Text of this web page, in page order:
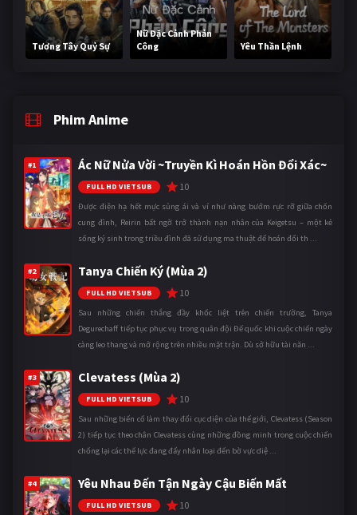
Tương Tây Quỷ Sự
Nữ Đặc Cảnh Phản
Công
Yêu Thần Lệnh
Phim Anime
#1 Ác Nữ Nửa Vời ~Truyền Kì Hoán Hồn Đổi Xác~
FULL HD VIETSUB 10
Được điện hạ hết mực sủng ái và ví như nàng bướm rực rỡ giữa chốn
cung đình, Reirin bất ngờ trở thành nạn nhân của Keigetsu – một kẻ
sống ký sinh trong triều đình đã sử dụng ma thuật để hoán đổi th ...
#2 Tanya Chiến Ký (Mùa 2)
FULL HD VIETSUB 10
Sau những chiến thắng đầy khốc liệt trên chiến trường, Tanya
Degurechaff tiếp tục phục vụ trong quân đội Đế quốc khi cuộc chiến ngày
càng leo thang và mở rộng trên nhiều mặt trận. Dù sở hữu tài năn ...
#3 Clevatess (Mùa 2)
FULL HD VIETSUB 10
Sau những biến cố làm thay đổi cục diện của thế giới, Clevatess (Season
2) tiếp tục theo chân Clevatess cùng những đồng minh trong cuộc chiến
chống lại các thế lực đang đẩy nhân loại đến bờ vực diệ ...
#4 Yêu Nhau Đến Tận Ngày Cậu Biến Mất
FULL HD VIETSUB 10